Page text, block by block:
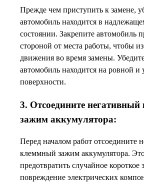
Прежде чем приступить к замене,
автомобиль находится в
состоянии. Закрепите автомобиль
стороной от места работы, чтобы
движения во время замены.
автомобиль находится на ровной и
поверхности.
3. Отсоедините
зажим аккумулятора:
Перед началом работ отсоедините
клеммный зажим аккумулятора.
предотвратить случайное короткое
повреждение электрических